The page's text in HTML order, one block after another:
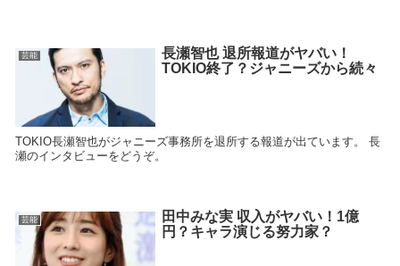
芸能
長瀬智也 退所報道がヤバい！
TOKIO終了？ジャニーズから続々
TOKIO長瀬智也がジャニーズ事務所を退所する報道が出ています。 長
瀬のインタビューをどうぞ。
芸能
田中みな実 収入がヤバい！1億
円？キャラ演じる努力家？